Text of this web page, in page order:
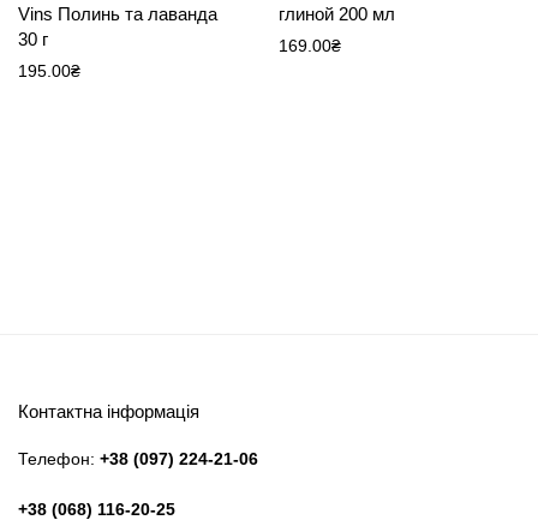
Vins Полинь та лаванда
30 г
195.00₴
глиной 200 мл
169.00₴
Контактна інформація
Телефон: +38 (097) 224-21-06
+38 (068) 116-20-25